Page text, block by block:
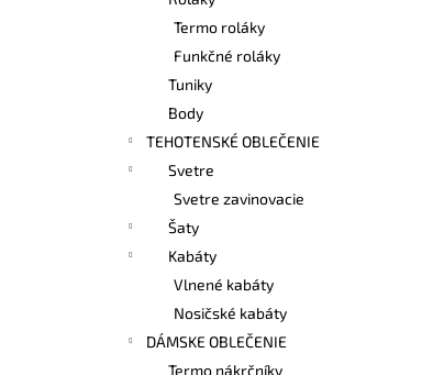
Termo roláky
Funkčné roláky
Tuniky
Body
TEHOTENSKÉ OBLEČENIE
Svetre
Svetre zavinovacie
Šaty
Kabáty
Vlnené kabáty
Nosičské kabáty
DÁMSKE OBLEČENIE
Termo nákrčníky
BAMBUSOVÉ TIELKO NA DOJČENIE
€42,90